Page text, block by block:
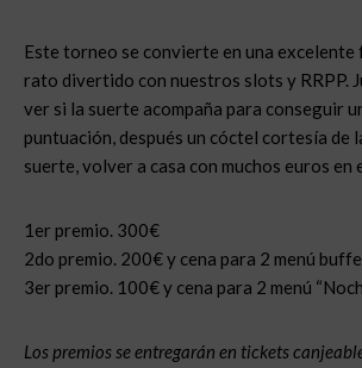
Este torneo se convierte en una excelente
rato divertido con nuestros slots y RRPP.
ver si la suerte acompaña para conseguir
puntuación, después un cóctel cortesía de
suerte, volver a casa con muchos euros en
1er premio. 300€
2do premio. 200€ y cena para 2 menú
3er premio. 100€ y cena para 2 menú
Los premios se entregarán en tickets